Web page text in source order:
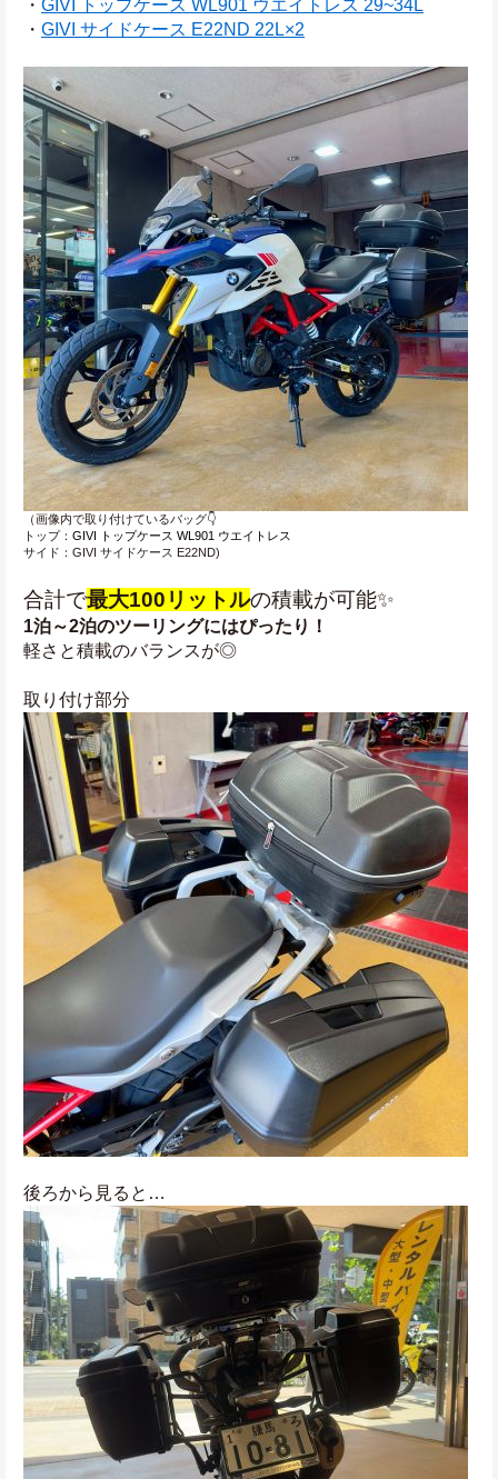
・ GIVI トップケース WL901 ウエイトレス 29~34L
・ GIVI サイドケース E22ND 22L×2
（画像内で取り付けているバッグ👇
トップ： GIVI トップケース WL901 ウエイトレス
サイド：GIVI サイドケース E22ND)
合計で最大100リットルの積載が可能✨
1泊～2泊のツーリングにはぴったり！
軽さと積載のバランスが◎
取り付け部分
後ろから見ると…